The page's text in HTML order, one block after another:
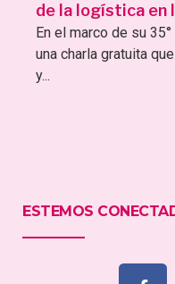
de la logística en
En el marco de su
una charla gratuita
y...
ESTEMOS